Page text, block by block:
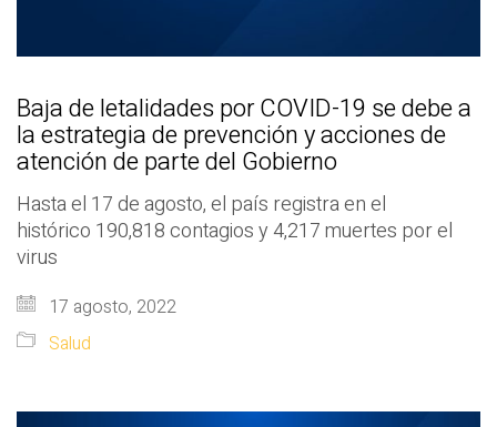
Baja de letalidades por COVID-19 se debe a
la estrategia de prevención y acciones de
atención de parte del Gobierno
Hasta el 17 de agosto, el país registra en el
histórico 190,818 contagios y 4,217 muertes por el
virus
17 agosto, 2022
Salud